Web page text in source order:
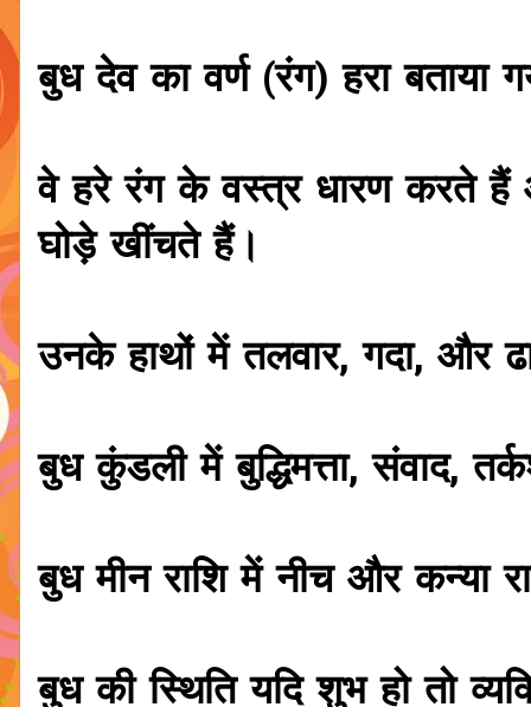
बुध देव का वर्ण (रंग) हरा बताया
वे हरे रंग के वस्त्र धारण करते
घोड़े खींचते हैं।
उनके हाथों में तलवार, गदा, और
बुध कुंडली में बुद्धिमत्ता, संवाद,
बुध मीन राशि में नीच और कन्या
बुध की स्थिति यदि शुभ हो तो